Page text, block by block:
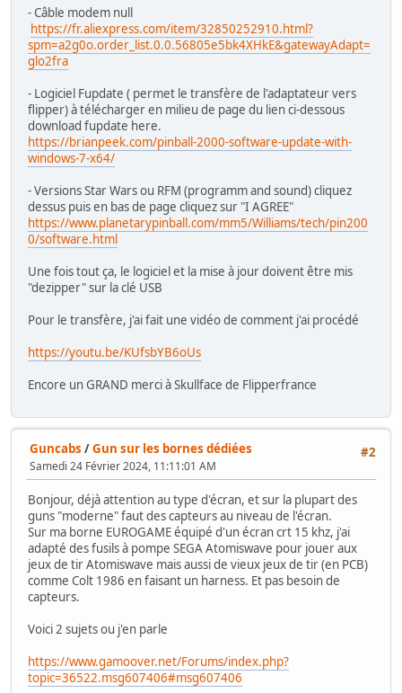
- Câble modem null
https://fr.aliexpress.com/item/32850252910.html?
spm=a2g0o.order_list.0.0.56805e5bk4XHkE&gatewayAdapt=
glo2fra
- Logiciel Fupdate ( permet le transfère de l'adaptateur vers
flipper) à télécharger en milieu de page du lien ci-dessous
download fupdate here.
https://brianpeek.com/pinball-2000-software-update-with-
windows-7-x64/
- Versions Star Wars ou RFM (programm and sound) cliquez
dessus puis en bas de page cliquez sur "I AGREE"
https://www.planetarypinball.com/mm5/Williams/tech/pin200
0/software.html
Une fois tout ça, le logiciel et la mise à jour doivent être mis
"dezipper" sur la clé USB
Pour le transfère, j'ai fait une vidéo de comment j'ai procédé
https://youtu.be/KUfsbYB6oUs
Encore un GRAND merci à Skullface de Flipperfrance
#2
Guncabs /Gun sur les bornes dédiées
Samedi 24 Février 2024, 11:11:01 AM
Bonjour, déjà attention au type d'écran, et sur la plupart des
guns "moderne" faut des capteurs au niveau de l'écran.
Sur ma borne EUROGAME équipé d'un écran crt 15 khz, j'ai
adapté des fusils à pompe SEGA Atomiswave pour jouer aux
jeux de tir Atomiswave mais aussi de vieux jeux de tir (en PCB)
comme Colt 1986 en faisant un harness. Et pas besoin de
capteurs.
Voici 2 sujets ou j'en parle
https://www.gamoover.net/Forums/index.php?
topic=36522.msg607406#msg607406